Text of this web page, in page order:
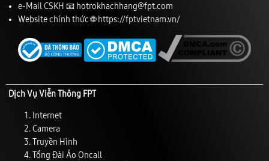
e-Mail CSKH 📧 hotrokhachhang@fpt.com
Website chính thức 🌐 https://fptvietnam.vn/
Dịch Vụ Viễn Thông FPT
Internet
Camera
Truyền Hình
Tổng Đài Ảo Oncall